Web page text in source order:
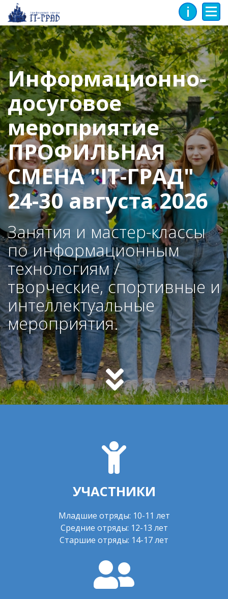
Инфо
Информационно-
досуговое
мероприятие
ПРОФИЛЬНАЯ
СМЕНА "IT-ГРАД"
24-30 августа 2026
Занятия и мастер-классы
по информационным
технологиям /
творческие, спортивные и
интеллектуальные
мероприятия.
УЧАСТНИКИ
Младшие отряды: 10-11 лет
Средние отряды: 12-13 лет
Старшие отряды: 14-17 лет